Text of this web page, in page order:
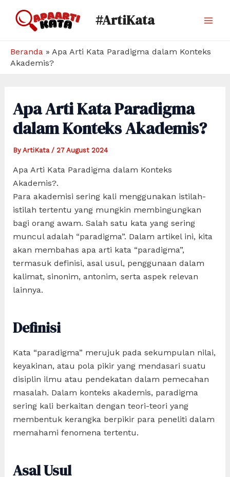
#ArtiKata
Beranda » Apa Arti Kata Paradigma dalam Konteks
Akademis?
Apa Arti Kata Paradigma
dalam Konteks Akademis?
By ArtiKata / 27 August 2024
Apa Arti Kata Paradigma dalam Konteks
Akademis?.
Para akademisi sering kali menggunakan istilah-
istilah tertentu yang mungkin membingungkan
bagi orang awam. Salah satu kata yang sering
muncul adalah “paradigma”. Dalam artikel ini, kita
akan membahas apa arti kata “paradigma”,
termasuk definisi, asal usul, penggunaan dalam
kalimat, sinonim, antonim, serta aspek relevan
lainnya.
Definisi
Kata “paradigma” merujuk pada sekumpulan nilai,
keyakinan, atau pola pikir yang mendasari suatu
disiplin ilmu atau pendekatan dalam pemecahan
masalah. Dalam konteks akademis, paradigma
sering kali berkaitan dengan teori-teori yang
membentuk kerangka berpikir para peneliti dalam
memahami fenomena tertentu.
Asal Usul